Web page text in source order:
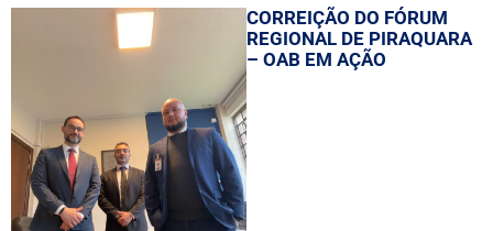
CORREIÇÃO DO FÓRUM
REGIONAL DE PIRAQUARA
– OAB EM AÇÃO